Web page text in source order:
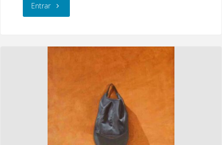
Entrar"Quinteto
Stefan